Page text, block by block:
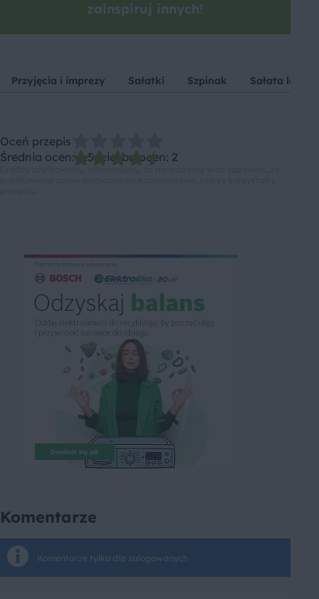
zainspiruj innych!
Przyjęcia i imprezy Sałatki Szpinak Sałata
Oceń przepis
Średnia ocen: 4.5, Liczba ocen: 2
Komentarze
Komentarze tylko dla zalogowanych